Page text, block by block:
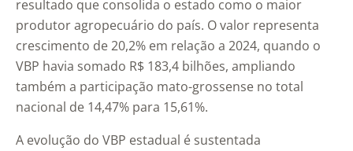
resultado que consolida o estado como o maior
produtor agropecuário do país. O valor representa
crescimento de 20,2% em relação a 2024, quando o
VBP havia somado R$ 183,4 bilhões, ampliando
também a participação mato-grossense no total
nacional de 14,47% para 15,61%.
A evolução do VBP estadual é sustentada